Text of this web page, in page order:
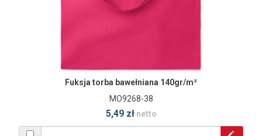
Fuksja torba bawełniana 140gr/m²
MO9268-38
5,49 złnetto